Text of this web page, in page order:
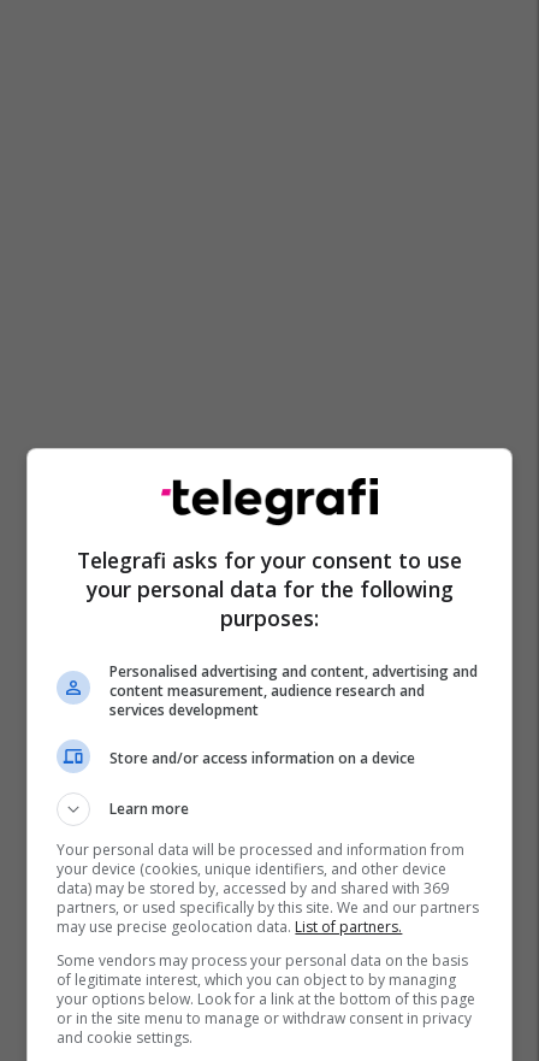
Telegrafi asks for your consent to use
your personal data for the following
purposes:
Personalised advertising and content, advertising and
content measurement, audience research and
services development
Store and/or access information on a device
Learn more
Your personal data will be processed and information from
your device (cookies, unique identifiers, and other device
data) may be stored by, accessed by and shared with 369
partners, or used specifically by this site. We and our partners
may use precise geolocation data. List of partners.
Some vendors may process your personal data on the basis
of legitimate interest, which you can object to by managing
your options below. Look for a link at the bottom of this page
or in the site menu to manage or withdraw consent in privacy
and cookie settings.